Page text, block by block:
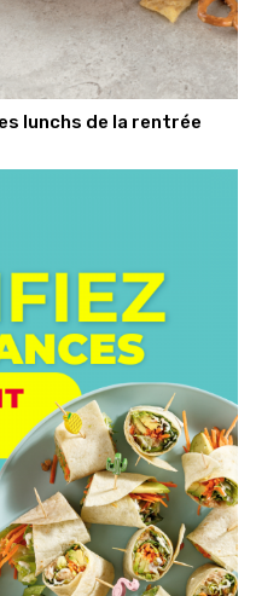
lunchs de la rentrée